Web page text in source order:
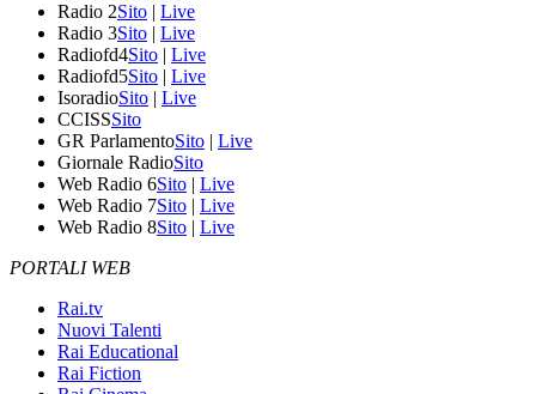
Radio 2Sito | Live
Radio 3Sito | Live
Radiofd4Sito | Live
Radiofd5Sito | Live
IsoradioSito | Live
CCISSSito
GR ParlamentoSito | Live
Giornale RadioSito
Web Radio 6Sito | Live
Web Radio 7Sito | Live
Web Radio 8Sito | Live
PORTALI WEB
Rai.tv
Nuovi Talenti
Rai Educational
Rai Fiction